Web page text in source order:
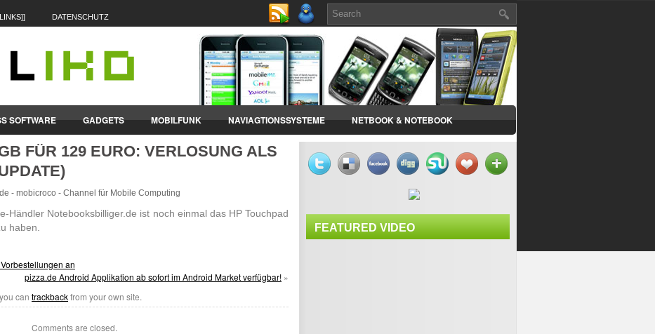
DATENSCHUTZ
SOFTWARE GADGETS MOBILFUNK NAVIAGTIONSSYSTEME NETBOOK & NOTEBOOK
TABLET-PCS VERTRÄGE & TARIFE
FÜR 129 EURO: VERLOSUNG ALS
- mobicroco - Channel für Mobile Computing
Händler Notebooksbilliger.de ist noch einmal das HP Touchpad
haben.
an
pizza.de Android Applikation ab sofort im Android Market verfügbar! »
can trackbackfrom your own site.
Comments are closed.
FEATURED VIDEO